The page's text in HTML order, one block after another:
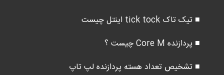
■ تیک تاک tick tock اینتل چیست
■ پردازنده Core M چیست ؟
■ تشخیص تعداد هسته پردازنده لپ تاپ